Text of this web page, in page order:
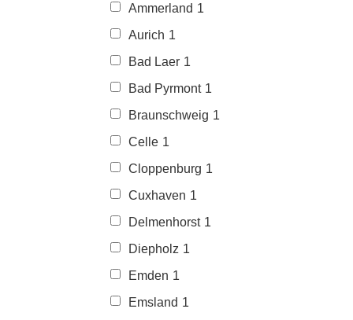
Ammerland 1
Aurich 1
Bad Laer 1
Bad Pyrmont 1
Braunschweig 1
Celle 1
Cloppenburg 1
Cuxhaven 1
Delmenhorst 1
Diepholz 1
Emden 1
Emsland 1